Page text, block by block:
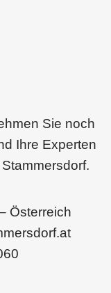
Sie noch
Ihre Experten
Österreich